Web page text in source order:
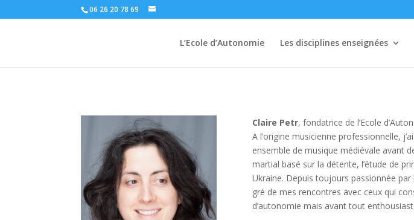
06 26 20 78 69
L’Ecole d’Autonomie Les disciplines enseignées
Claire Petr, fondatrice de l’Ecole
A l’origine musicienne professionnelle,
ensemble de musique médiévale avant
martial basé sur la détente, l’étude de
Ukraine. Depuis toujours passionnée
gré de mes rencontres avec ceux qui
d’autonomie mais avant tout